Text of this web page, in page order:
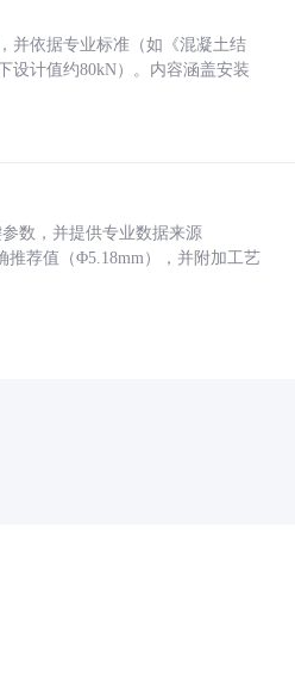
并依据专业标准（如《混凝土结
设计值约80kN）。内容涵盖安装
数，并提供专业数据来源
推荐值（Φ5.18mm），并附加工艺